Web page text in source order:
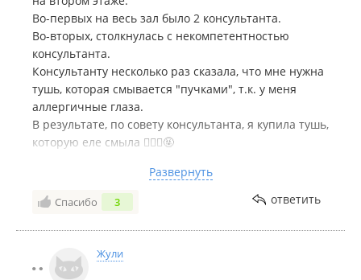
Во-первых на весь зал было 2 консультанта.
Во-вторых, столкнулась с некомпетентностью
консультанта.
Консультанту несколько раз сказала, что мне нужна
тушь, которая смывается "пучками", т.к. у меня
аллергичные глаза.
В результате, по совету консультанта, я купила тушь,
которую еле смыла 🤦🏼‍♀️🤬
Почему консультанты просто не могут сказать, что
не разбираются в определенных товарах.
Итог: раздраженные глаза и деньги, выбрашенные
на ветер! 👎
Развернуть
Спасибо 3 ответить
Жули